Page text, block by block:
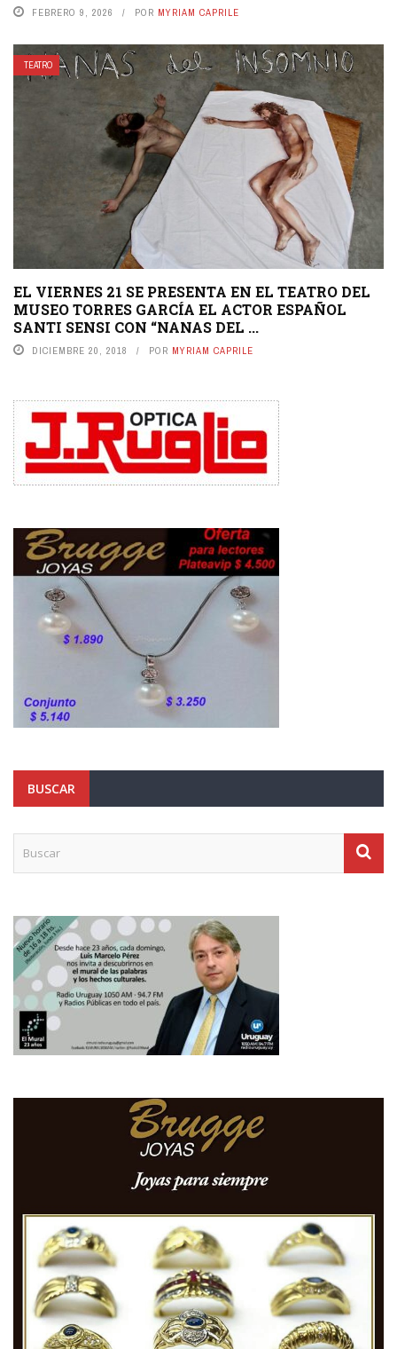
FEBRERO 9, 2026 POR MYRIAM CAPRILE
TEATRO
EL VIERNES 21 SE PRESENTA EN EL TEATRO DEL
MUSEO TORRES GARCÍA EL ACTOR ESPAÑOL
SANTI SENSI CON “NANAS DEL ...
DICIEMBRE 20, 2018 POR MYRIAM CAPRILE
BUSCAR